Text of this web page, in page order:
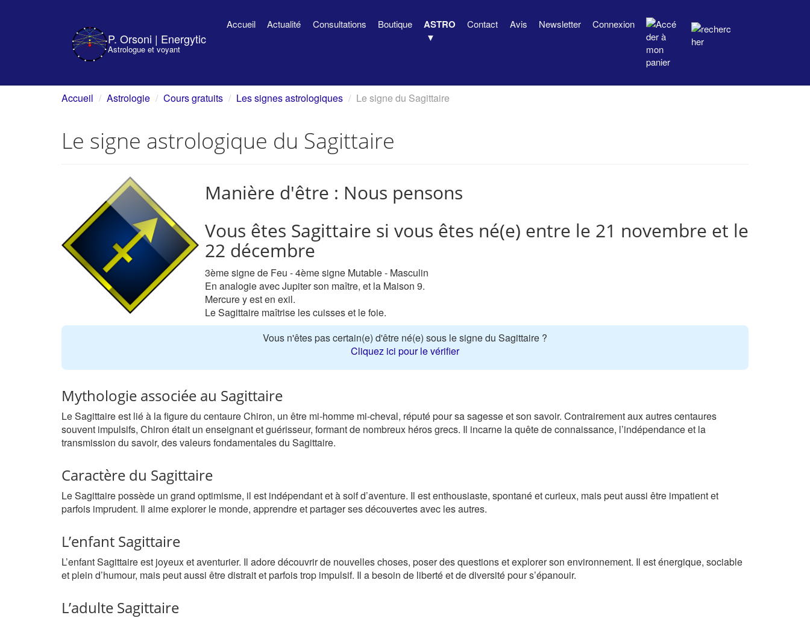
P. Orsoni | Energytic
Astrologue et voyant
Accueil Actualité Consultations Boutique ASTRO Contact Avis Newsletter Connexion
Accueil Astrologie Cours gratuits Les signes astrologiques Le signe du Sagittaire
Le signe astrologique du Sagittaire
Manière d'être : Nous pensons
Vous êtes Sagittaire si vous êtes né(e) entre le 21 novembre et le
22 décembre
3ème signe de Feu - 4ème signe Mutable - Masculin
En analogie avec Jupiter son maître, et la Maison 9.
Mercure y est en exil.
Le Sagittaire maîtrise les cuisses et le foie.
Vous n'êtes pas certain(e) d'être né(e) sous le signe du Sagittaire ?
Cliquez ici pour le vérifier
Mythologie associée au Sagittaire
Le Sagittaire est lié à la figure du centaure Chiron, un être mi-homme mi-cheval, réputé pour sa sagesse et son savoir. Contrairement aux autres centaures
souvent impulsifs, Chiron était un enseignant et guérisseur, formant de nombreux héros grecs. Il incarne la quête de connaissance, l’indépendance et la
transmission du savoir, des valeurs fondamentales du Sagittaire.
Caractère du Sagittaire
Le Sagittaire possède un grand optimisme, il est indépendant et à soif d’aventure. Il est enthousiaste, spontané et curieux, mais peut aussi être impatient et
parfois imprudent. Il aime explorer le monde, apprendre et partager ses découvertes avec les autres.
L’enfant Sagittaire
L’enfant Sagittaire est joyeux et aventurier. Il adore découvrir de nouvelles choses, poser des questions et explorer son environnement. Il est énergique, sociable
et plein d’humour, mais peut aussi être distrait et parfois trop impulsif. Il a besoin de liberté et de diversité pour s’épanouir.
L’adulte Sagittaire